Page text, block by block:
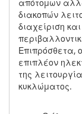
απότοµων
διακοπών
διαχείριση
Επιπρόσθετα,
επιπλέον
της
κυκλώµατος.